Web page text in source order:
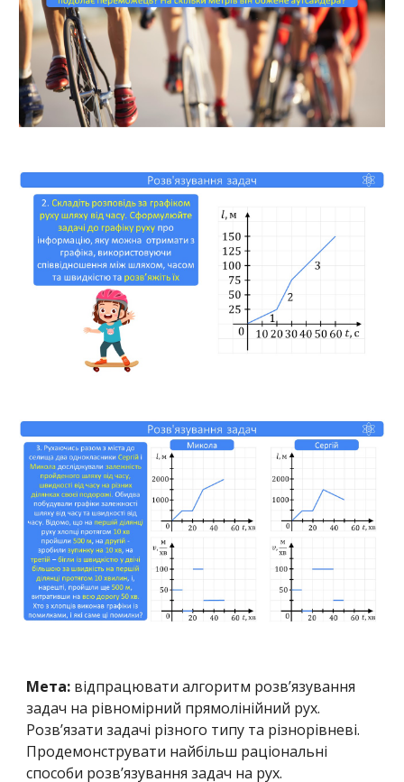
Мета: відпрацювати алгоритм розв’язування
задач на рівномірний прямолінійний рух.
Розв’язати задачі різного типу та різнорівневі.
Продемонструвати найбільш раціональні
способи розв’язування задач на рух.